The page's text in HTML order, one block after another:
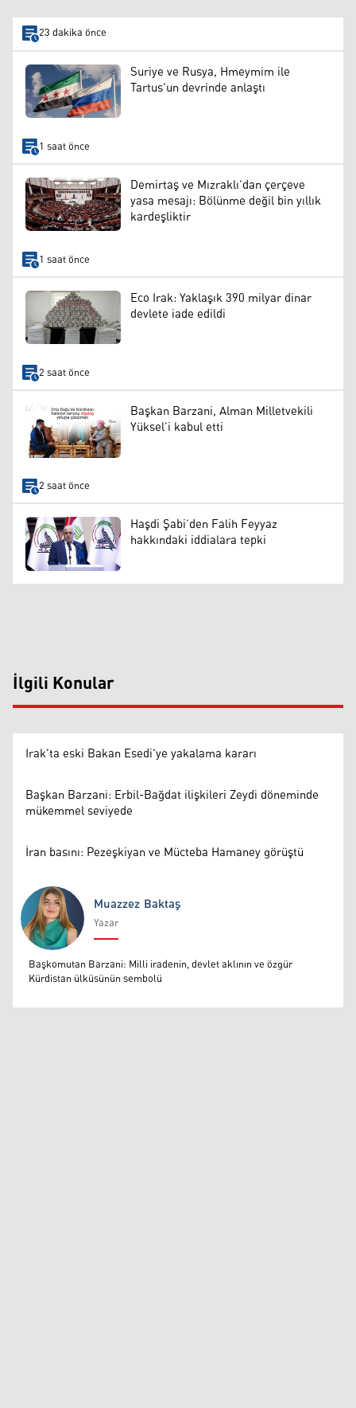
23 dakika önce
Suriye ve Rusya, Hmeymim ile
Tartus'un devrinde anlaştı
1 saat önce
Demirtaş ve Mızraklı’dan çerçeve
yasa mesajı: Bölünme değil bin yıllık
kardeşliktir
1 saat önce
Eco Irak: Yaklaşık 390 milyar dinar
devlete iade edildi
2 saat önce
Başkan Barzani, Alman Milletvekili
Yüksel’i kabul etti
2 saat önce
Haşdi Şabi’den Falih Feyyaz
hakkındaki iddialara tepki
İlgili Konular
Irak'ta eski Bakan Esedi'ye yakalama kararı
Başkan Barzani: Erbil-Bağdat ilişkileri Zeydi döneminde
mükemmel seviyede
İran basını: Pezeşkiyan ve Mücteba Hamaney görüştü
Muazzez Baktaş
Muazzez Baktaş
Yazar
Başkomutan Barzani: Milli iradenin, devlet aklının ve özgür
Kürdistan ülküsünün sembolü